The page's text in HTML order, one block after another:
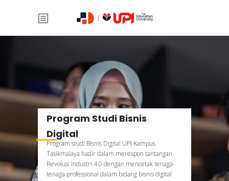
Program Studi Bisnis
Digital
Program studi Bisnis Digital UPI Kampus
Tasikmalaya hadir dalam merespon tantangan
Revolusi Industri 4.0 dengan mencetak tenaga-
tenaga professional dalam bidang bisnis digital